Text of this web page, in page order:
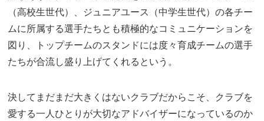
（高校生世代）、ジュニアユース（中学生世代）の各チー
ムに所属する選手たちとも積極的なコミュニケーションを
図り、トップチームのスタンドには度々育成チームの選手
たちが合流し盛り上げてくれるという。
決してまだまだ大きくはないクラブだからこそ、クラブを
愛する一人ひとりが大切なアドバイザーになっているのか